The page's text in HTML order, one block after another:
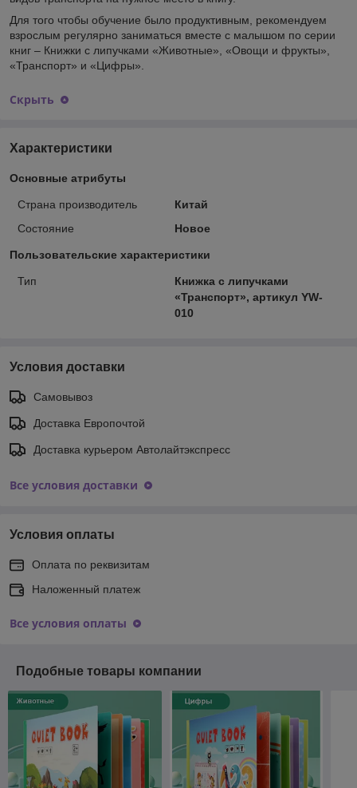
Для того чтобы обучение было продуктивным, рекомендуем
взрослым регулярно заниматься вместе с малышом по серии
книг – Книжки с липучками «Животные», «Овощи и фрукты»,
«Транспорт» и «Цифры».
Скрыть
Характеристики
Основные атрибуты
Страна производитель
Китай
Состояние
Новое
Пользовательские характеристики
Тип
Книжка с липучками
«Транспорт», артикул YW-
010
Условия доставки
Самовывоз
Доставка Европочтой
Доставка курьером Автолайтэкспресс
Все условия доставки
Условия оплаты
Оплата по реквизитам
Наложенный платеж
Все условия оплаты
Подобные товары компании